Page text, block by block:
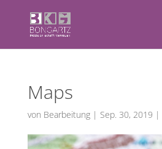
Maps
von Bearbeitung| Sep. 30, 2019 |